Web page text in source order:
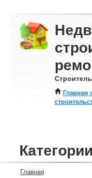
Главная
Категории
Главная